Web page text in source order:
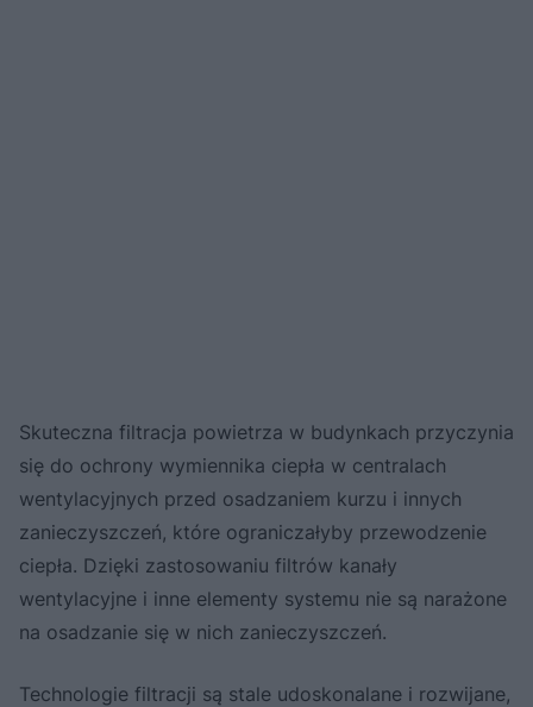
Skuteczna filtracja powietrza w budynkach przyczynia
się do ochrony wymiennika ciepła w centralach
wentylacyjnych przed osadzaniem kurzu i innych
zanieczyszczeń, które ograniczałyby przewodzenie
ciepła. Dzięki zastosowaniu filtrów kanały
wentylacyjne i inne elementy systemu nie są narażone
na osadzanie się w nich zanieczyszczeń.
Technologie filtracji są stale udoskonalane i rozwijane,